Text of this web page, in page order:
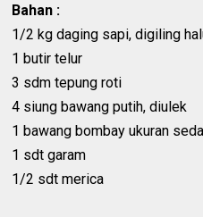
Bahan :
1/2 kg daging sapi, digiling
1 butir telur
3 sdm tepung roti
4 siung bawang putih, diulek
1 bawang bombay ukuran
1 sdt garam
1/2 sdt merica